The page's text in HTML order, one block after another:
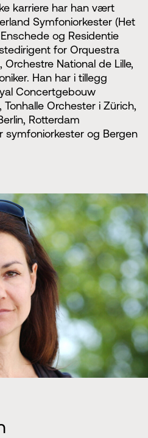
karriere har han vært
Symfoniorkester (Het
og Residentie
for Orquestra
National de Lille,
Han har i tillegg
Concertgebouw
Orchester i Zürich,
Rotterdam
symfoniorkester og Bergen